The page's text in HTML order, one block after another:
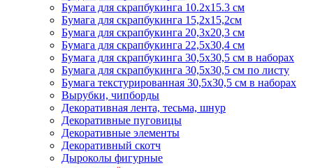
Бумага для скрапбукинга 10.2х15.3 см
Бумага для скрапбукинга 15,2х15,2см
Бумага для скрапбукинга 20,3х20,3 см
Бумага для скрапбукинга 22,5х30,4 см
Бумага для скрапбукинга 30,5х30,5 см в наборах
Бумага для скрапбукинга 30,5х30,5 см по листу
Бумага текстурированная 30,5х30,5 см в наборах
Вырубки, чипборды
Декоративная лента, тесьма, шнур
Декоративные пуговицы
Декоративные элементы
Декоративный скотч
Дыроколы фигурные